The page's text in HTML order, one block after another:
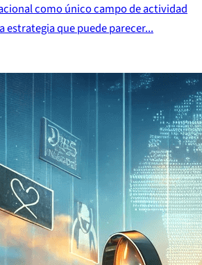
como único campo de actividad
estrategia que puede parecer...